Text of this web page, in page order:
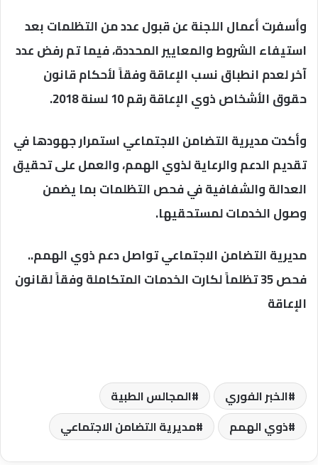
وأسفرت أعمال اللجنة عن قبول عدد من التظلمات بعد
استيفاء الشروط والمعايير المحددة، فيما تم رفض عدد
آخر لعدم انطباق نسب الإعاقة وفقاً لأحكام قانون
حقوق الأشخاص ذوي الإعاقة رقم 10 لسنة 2018.
وأكدت مديرية التضامن الاجتماعي استمرار جهودها في
تقديم الدعم والرعاية لذوي الهمم، والعمل على تحقيق
العدالة والشفافية في فحص التظلمات بما يضمن
وصول الخدمات لمستحقيها.
مديرية التضامن الاجتماعي تواصل دعم ذوي الهمم..
فحص 35 تظلماً لكارت الخدمات المتكاملة وفقاً لقانون
الإعاقة
الخبر الفوري
المجالس الطبية
ذوي الهمم
مديرية التضامن الاجتماعي